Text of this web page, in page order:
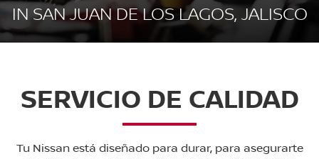
IN SAN JUAN DE LOS LAGOS, JALISCO
SERVICIO DE CALIDAD
Tu Nissan está diseñado para durar, para asegurarte